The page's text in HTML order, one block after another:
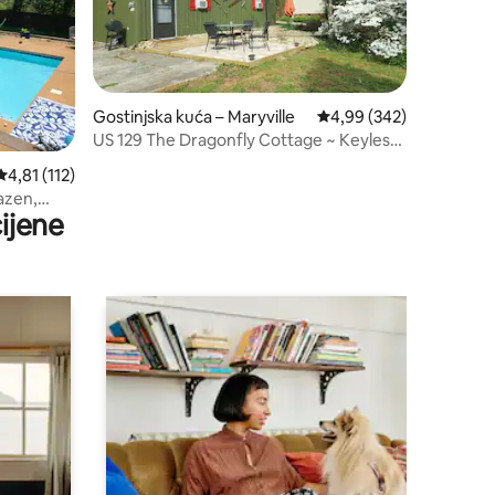
ocjena: 4,81/5, recenzija: 112
4,81 (112)
Gostinjska kuća – Maryville Prosječna ocjena:
4,99 (342)
US 129 The Dragonfly Cottage ~ Keyless